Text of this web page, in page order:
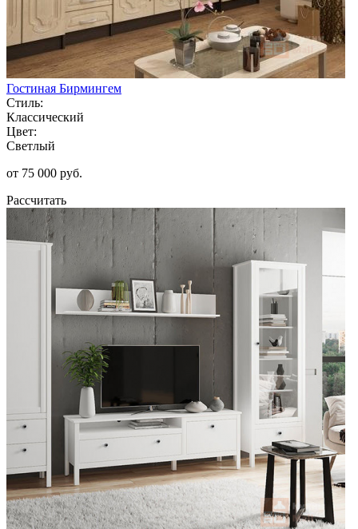
Гостиная Бирмингем
Стиль:
Классический
Цвет:
Светлый
от 75 000 руб.
Рассчитать